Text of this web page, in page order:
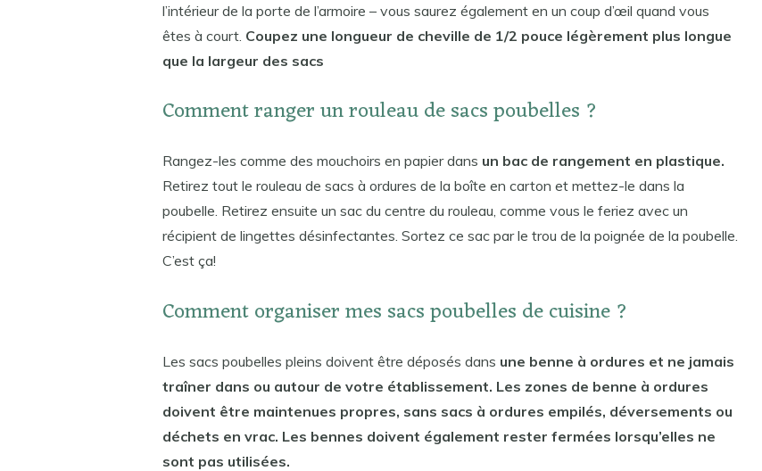
l’intérieur de la porte de l’armoire – vous saurez également en un coup d’œil quand vous
êtes à court. Coupez une longueur de cheville de 1/2 pouce légèrement plus longue
que la largeur des sacs
Comment ranger un rouleau de sacs poubelles ?
Rangez-les comme des mouchoirs en papier dans un bac de rangement en plastique.
Retirez tout le rouleau de sacs à ordures de la boîte en carton et mettez-le dans la
poubelle. Retirez ensuite un sac du centre du rouleau, comme vous le feriez avec un
récipient de lingettes désinfectantes. Sortez ce sac par le trou de la poignée de la poubelle.
C’est ça!
Comment organiser mes sacs poubelles de cuisine ?
Les sacs poubelles pleins doivent être déposés dans une benne à ordures et ne jamais
traîner dans ou autour de votre établissement. Les zones de benne à ordures
doivent être maintenues propres, sans sacs à ordures empilés, déversements ou
déchets en vrac. Les bennes doivent également rester fermées lorsqu’elles ne
sont pas utilisées.